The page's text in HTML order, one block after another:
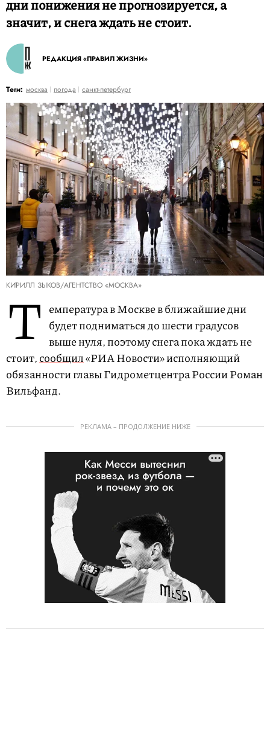
дни понижения не прогнозируется, а
значит, и снега ждать не стоит.
РЕДАКЦИЯ «ПРАВИЛ ЖИЗНИ»
Теги: москва погода санкт-петербург
КИРИЛЛ ЗЫКОВ/АГЕНТСТВО «МОСКВА»
Т емпература в Москве в ближайшие дни
будет подниматься до шести градусов
выше нуля, поэтому снега пока ждать не
стоит,сообщил«РИА Новости» исполняющий
обязанности главы Гидрометцентра России Роман
Вильфанд.
РЕКЛАМА – ПРОДОЛЖЕНИЕ НИЖЕ